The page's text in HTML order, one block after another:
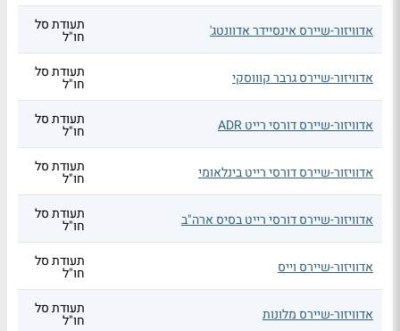
אדוויזור-שיירס אינסיידר אדוונטג' תעודת סל
חו"ל
אדוויזור-שיירס גרבר קוווסקי תעודת סל
חו"ל
אדוויזור-שיירס דורסי רייט ADR תעודת סל
חו"ל
אדוויזור-שיירס דורסי רייט בינלאומי תעודת סל
חו"ל
אדוויזור-שיירס דורסי רייט בסיס ארה"ב תעודת סל
חו"ל
אדוויזור-שיירס וייס תעודת סל
חו"ל
אדוויזור-שיירס מלונות תעודת סל
חו"ל